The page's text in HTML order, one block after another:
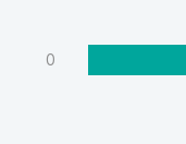
0